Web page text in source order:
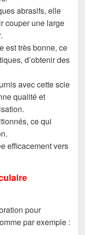
abrasifs, elle
couper une large
est très bonne, ce
d’obtenir des
avec cette scie
qualité et
ce qui
efficacement vers
pour
par exemple :